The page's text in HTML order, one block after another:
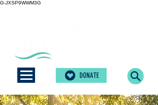
G-JXSP9WWM3G
DONATE